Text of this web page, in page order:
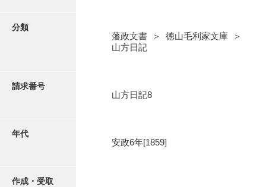
写真・絵はがき
分類
藩政文書 ＞ 徳山毛利家文庫 ＞
山方日記
請求番号
山方日記8
年代
安政6年[1859]
作成・受取